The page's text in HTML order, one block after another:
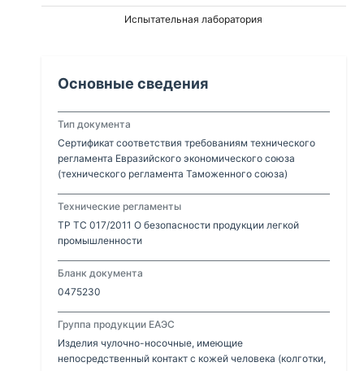
Испытательная лаборатория
Основные сведения
Тип документа
Сертификат соответствия требованиям технического
регламента Евразийского экономического союза
(технического регламента Таможенного союза)
Технические регламенты
ТР ТС 017/2011 О безопасности продукции легкой
промышленности
Бланк документа
0475230
Группа продукции ЕАЭС
Изделия чулочно-носочные, имеющие
непосредственный контакт с кожей человека (колготки,